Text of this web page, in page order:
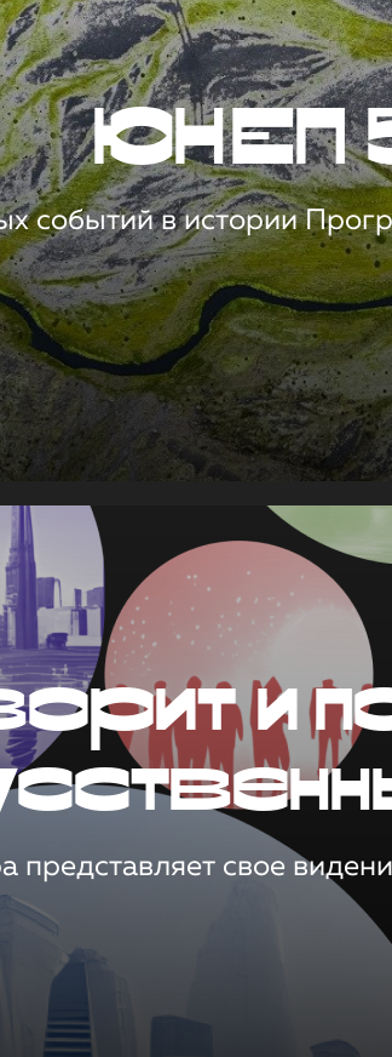
ЮНЕП
событий в истории
и
представляет свое